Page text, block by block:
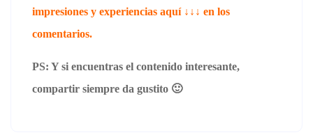
impresiones y experiencias aquí ↓↓↓ en los
comentarios.
PS: Y si encuentras el contenido interesante,
compartir siempre da gustito 🙂